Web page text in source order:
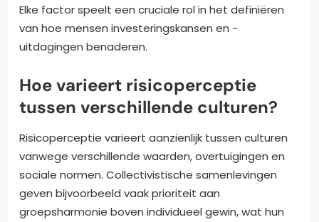
Elke factor speelt een cruciale rol in het definiëren
van hoe mensen investeringskansen en -
uitdagingen benaderen.
Hoe varieert risicoperceptie
tussen verschillende culturen?
Risicoperceptie varieert aanzienlijk tussen culturen
vanwege verschillende waarden, overtuigingen en
sociale normen. Collectivistische samenlevingen
geven bijvoorbeeld vaak prioriteit aan
groepsharmonie boven individueel gewin, wat hun